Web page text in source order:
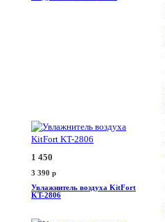
1 450
3 390 p
Увлажнитель воздуха KitFort
KT-2806